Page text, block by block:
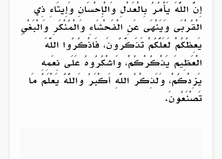
إِنَّ اللَّهَ يَأْمُرُ بِالْعَدْلِ وَالْإِحْسَانِ وَإِيتَاءِ ذِي
الْقُرْبَى وَيَنْهَى عَنِ الْفَحْشَاءِ وَالْمُنْكَرِ وَالْبَغْيِ
يَعِظُكُمْ لَعَلَّكُمْ تَذَكَّرُونَ، فَاذْكُرُوا اللَّهَ
الْعَظِيمَ يَذْكُرْكُمْ، وَاشْكُرُوهُ عَلَى نِعَمِهِ
يَزِدْكُمْ، وَلَذِكْرُ اللَّهِ أَكْبَرُ وَاللَّهُ يَعْلَمُ مَا
تَصْنَعُونَ.